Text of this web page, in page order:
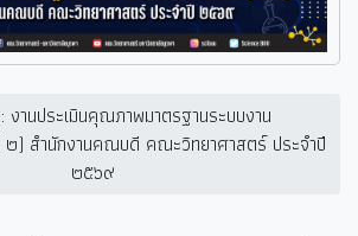
งานประเมินคุณภาพมาตรฐานระบบงาน
๒) สำนักงานคณบดี คณะวิทยาศาสตร์ ประจำปี
๒๕๖๙